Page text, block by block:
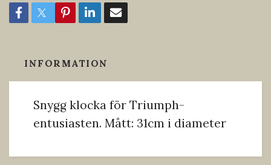
INFORMATION
Snygg klocka för Triumph-
entusiasten. Mått: 31cm i diameter